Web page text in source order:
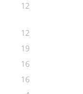
12
12
19
16
16